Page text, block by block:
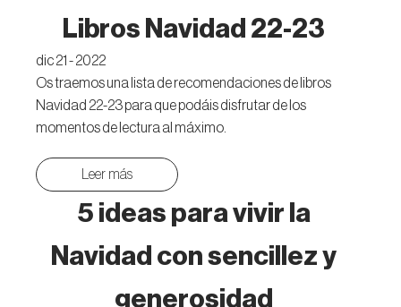
Libros Navidad 22-23
dic 21 - 2022
Os traemos una lista de recomendaciones de libros
Navidad 22-23 para que podáis disfrutar de los
momentos de lectura al máximo.
Leer más
5 ideas para vivir la
Navidad con sencillez y
generosidad